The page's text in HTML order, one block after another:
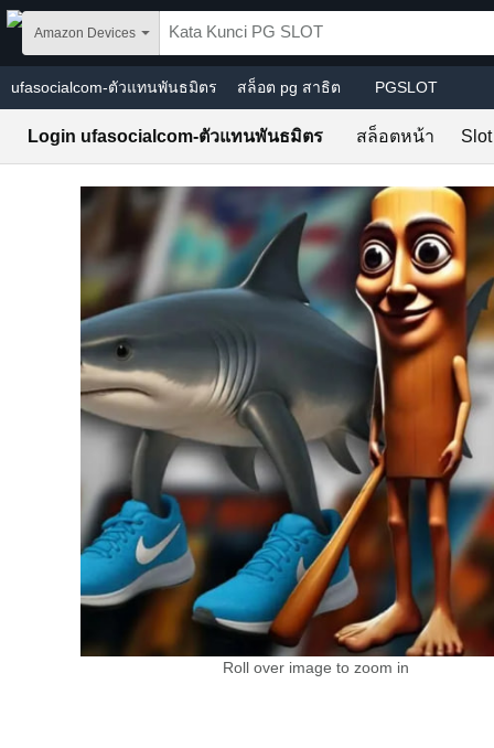
Skip to main content
Amazon Devices
ufasocialcom-ตัวแทนพันธมิตร สล็อต pg สาธิต PGSLOT
Login ufasocialcom-ตัวแทนพันธมิตร สล็อตหน้า
Roll over image to zoom in